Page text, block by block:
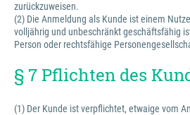
zurückzuweisen.
(2) Die Anmeldung als Kunde ist einem
volljährig und unbeschränkt geschäftsfähig
Person oder rechtsfähige
§ 7 Pflichten des
(1) Der Kunde ist verpflichtet, etwaige vom